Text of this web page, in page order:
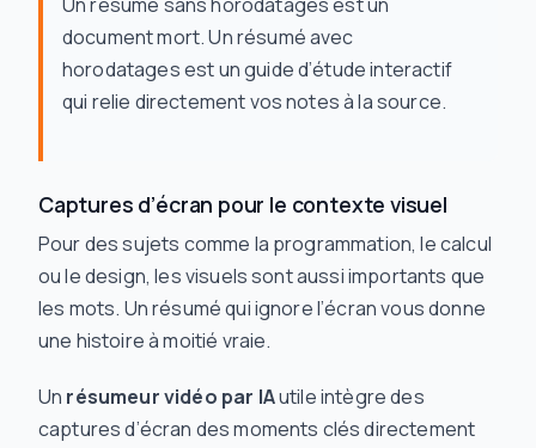
Un résumé sans horodatages est un
document mort. Un résuméavec
horodatages est un guide d’étude interactif
qui relie directement vos notes à la source.
Captures d’écran pour le contexte visuel
Pour des sujets comme la programmation, le calcul
ou le design, les visuels sont aussi importants que
les mots. Un résumé qui ignore l’écran vous donne
une histoire à moitié vraie.
Un résumeur vidéo par IAutile intègre des
captures d’écran des moments clés directement